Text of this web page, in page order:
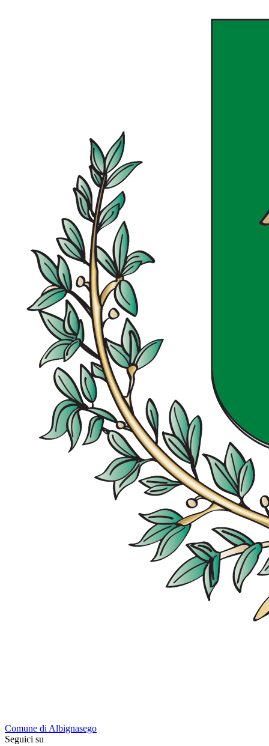
Comune di Albignasego
Seguici su